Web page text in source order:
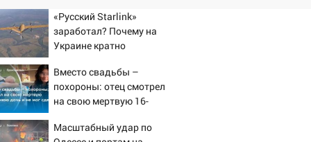
разработают отечественный прибор для
цифровой ПЦР
15:47
Ульяновцы могут вернуть деньги
за абонементы закрывшегося фитнес-
клуба «Рекорд-Fitness»
15:34
После вмешательства
прокуратуры в селах Ульяновской
«Русский Starlink»
заработал? Почему на
Украине кратно
попаданий по объектам
ВСУ
Вместо свадьбы –
похороны: отец смотрел
на свою мертвую 16-
сдержать слезы
Масштабный удар по